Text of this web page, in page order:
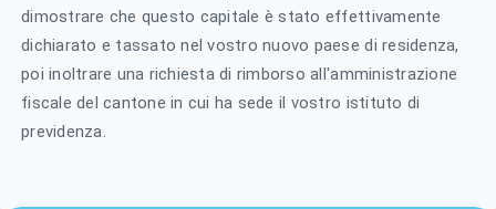
dimostrare che questo capitale è stato effettivamente
dichiarato e tassato nel vostro nuovo paese di residenza,
poi inoltrare una richiesta di rimborso all'amministrazione
fiscale del cantone in cui ha sede il vostro istituto di
previdenza.